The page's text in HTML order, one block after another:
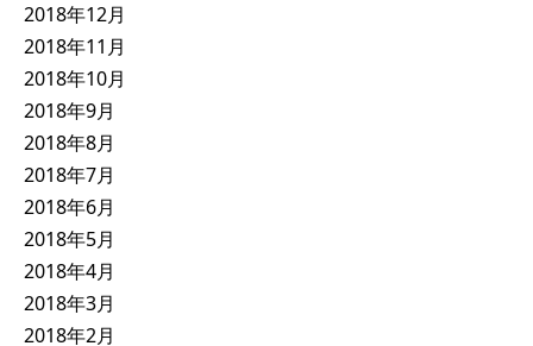
2018年12月
2018年11月
2018年10月
2018年9月
2018年8月
2018年7月
2018年6月
2018年5月
2018年4月
2018年3月
2018年2月